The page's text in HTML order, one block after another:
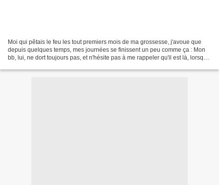
Moi qui pêtais le feu les tout premiers mois de ma grossesse, j'avoue que
depuis quelques temps, mes journées se finissent un peu comme ça : Mon
bb, lui, ne dort toujours pas, et n'hésite pas à me rappeler qu'il est là, lorsque